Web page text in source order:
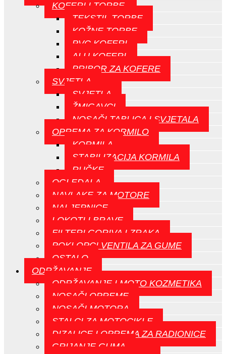
KOFERI I TORBE
TEKSTIL TORBE
KOŽNE TORBE
PVC KOFERI
ALU KOFERI
PRIBOR ZA KOFERE
SVJETLA
SVJETLA
ŽMIGAVCI
NOSAČI TABLICA I SVJETALA
OPREMA ZA KORMILO
KORMILA
STABILIZACIJA KORMILA
RUČKE
OGLEDALA
NAVLAKE ZA MOTORE
NALJEPNICE
LOKOTI I BRAVE
FILTERI GORIVA I ZRAKA
POKLOPCI VENTILA ZA GUME
OSTALO
ODRŽAVANJE
ODRŽAVANJE I MOTO KOZMETIKA
NOSAČI OPREME
NOSAČI MOTORA
STALCI ZA MOTOCIKLE
DIZALICE I OPREMA ZA RADIONICE
GRIJANJE GUMA